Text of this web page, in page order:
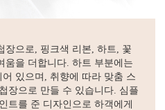
장으로, 핑크색 리본, 하트, 꽃
움을 더합니다. 하트 부분에는
있으며, 취향에 따라 맞춤 스
장으로 만들 수 있습니다. 심플
트를 준 디자인으로 하객에게